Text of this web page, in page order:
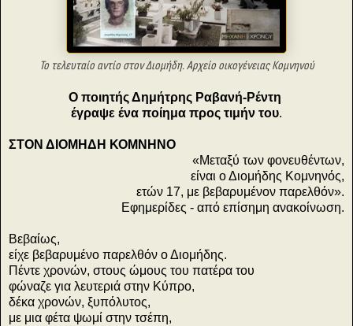
Το τελευταίο αντίο στον Διομήδη. Αρχείο οικογένειας Κομνηνού
Ο ποιητής Δημήτρης Ραβανή-Ρέντη
έγραψε ένα ποίημα προς τιμήν του.
ΣΤΟΝ ΔΙΟΜΗΔΗ ΚΟΜΝΗΝΟ
«Μεταξύ των φονευθέντων,
είναι ο Διομήδης Κομνηνός,
ετών 17, με βεβαρυμένον πα­ρελθόν».
Εφημερίδες - από επίσημη ανακοίνωση.
Βεβαίως,
είχε βεβαρυμένο παρελθόν ο Διομήδης.
Πέντε χρονών, στους ώμους του πατέρα του
φώναζε για λευτεριά στην Κύπρο,
δέκα χρονών, ξυπόλυτος,
με μια φέτα ψωμί στην τσέπη,